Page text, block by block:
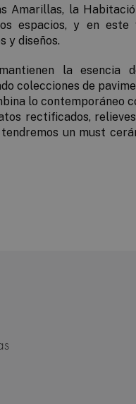
Amarillas, la
espacios, y en este
y diseños.
la esencia
colecciones de
lo contemporáneo
rectificados,
un must